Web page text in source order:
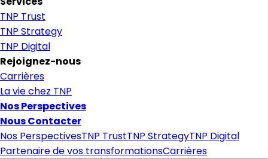
TNP Trust
TNP Strategy
TNP Digital
Rejoignez-nous
Carrières
La vie chez TNP
Nos Perspectives
Nous Contacter
Nos PerspectivesTNP TrustTNP StrategyTNP Digital
Partenaire de vos transformationsCarrières